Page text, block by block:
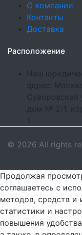
О компании
Контакты
Доставка
Расположение
Наш
адрес: Москва
Суворовская
дом № 2/1,
© 2026 All rights
Продолжая
соглашаетесь с
методов, средств и
статистики и
повышения